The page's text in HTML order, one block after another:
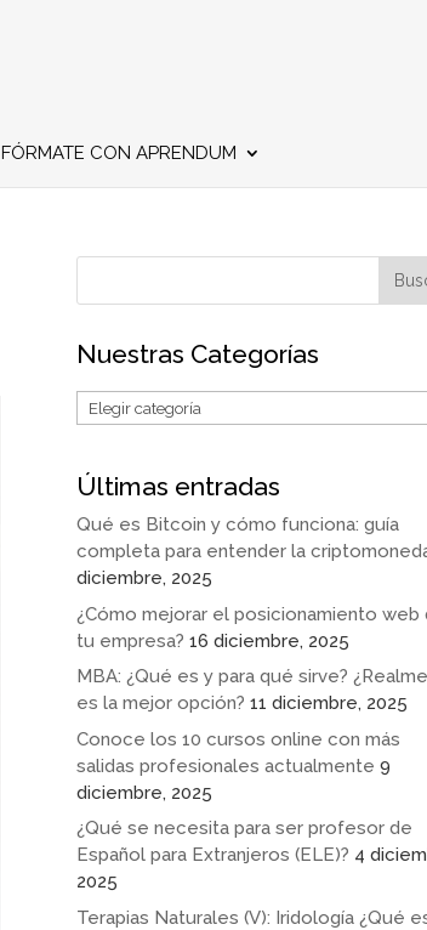
FÓRMATE CON APRENDUM
Nuestras Categorías
Últimas entradas
Qué es Bitcoin y cómo funciona: guía
completa para entender la
diciembre, 2025
¿Cómo mejorar el posicionamiento web
tu empresa? 16 diciembre, 2025
MBA: ¿Qué es y para qué sirve?
es la mejor opción? 11 diciembre, 2025
Conoce los 10 cursos online con más
salidas profesionales actualmente 9
diciembre, 2025
¿Qué se necesita para ser profesor de
Español para Extranjeros (ELE)? 4
2025
Terapias Naturales (V): Iridología ¿Qué